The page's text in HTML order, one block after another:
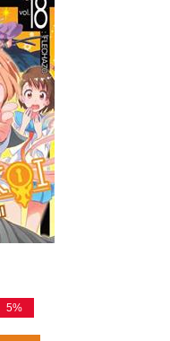
5%